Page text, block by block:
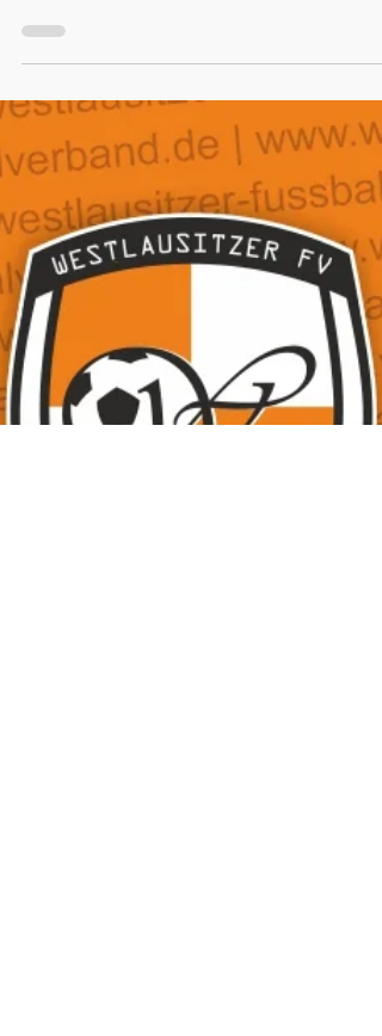
Werde
Schiedsrichter –
Vereine und
Verband
informierten
Der Anwärterlehrgang für neue
Schiedsrichterinnen und
für Vereine und WFV ist traditionell für
die Zeit ab September in...